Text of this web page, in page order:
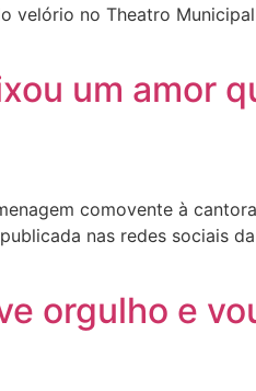
velório no Theatro
um amor
comovente à
nas redes sociais
orgulho e